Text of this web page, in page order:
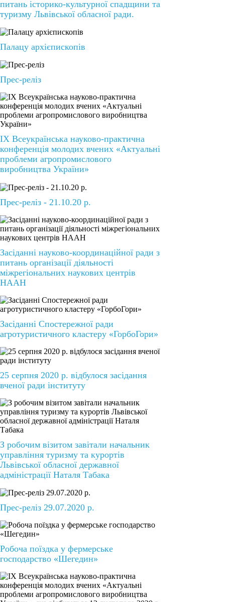
питань історико-культурної спадщини та
туризму Львівської обласної ради.
Палацу архієпископів
Прес-реліз
ІХ Всеукраїнська науково-практична
конференція молодих вчених «Актуальні
проблеми агропромислового
виробництва України»
Прес-реліз - 21.10.20 р.
Засіданні науково-координаційної ради з
питань організації діяльності
міжрегіональних наукових центрів
НААН
Засіданні Спостережної ради
агротуристичного кластеру «ГорбоГори»
25 серпня 2020 р. відбулося засідання
вченої ради інституту
З робочим візитом завітали начальник
управління туризму та курортів
Львівської обласної державної
адміністрації Наталя Табака
Прес-реліз 29.07.2020 р.
Робоча поїздка у фермерське
господарство «Шегедин»